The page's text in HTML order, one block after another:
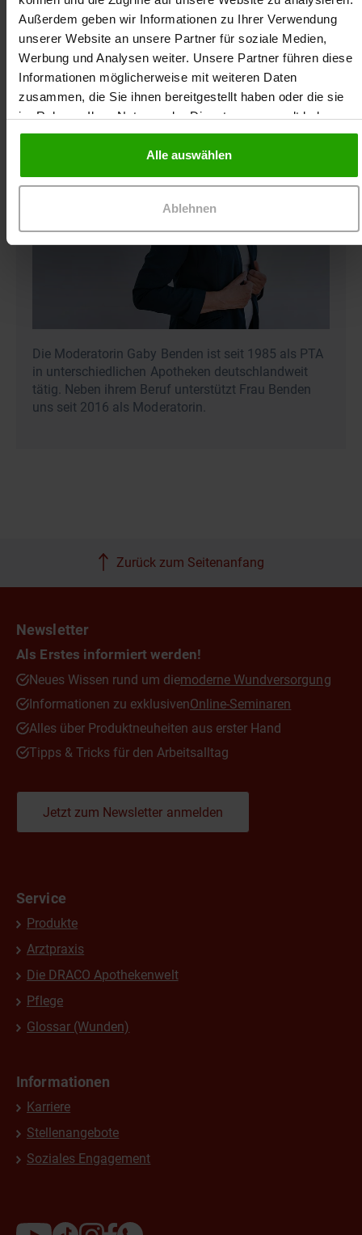
Außerdem geben wir Informationen zu Ihrer Verwendung
unserer Website an unsere Partner für soziale Medien,
Werbung und Analysen weiter. Unsere Partner führen diese
Informationen möglicherweise mit weiteren Daten
zusammen, die Sie ihnen bereitgestellt haben oder die sie
im Rahmen Ihrer Nutzung der Dienste gesammelt haben.
Alle auswählen
Ablehnen
Die Moderatorin
Gaby Benden
Die Moderatorin Gaby Benden ist seit 1985 als PTA
in unterschiedlichen Apotheken deutschlandweit
tätig. Neben ihrem Beruf unterstützt Frau Benden
uns seit 2016 als Moderatorin.
Zurück zum Seitenanfang
Newsletter
Als Erstes informiert werden!
Neues Wissen rund um diemoderne Wundversorgung
Informationen zu exklusivenOnline-Seminaren
Alles über Produktneuheiten aus erster Hand
Tipps & Tricks für den Arbeitsalltag
Jetzt zum Newsletter anmelden
Service
Produkte
Arztpraxis
Die DRACO Apothekenwelt
Pflege
Glossar (Wunden)
Informationen
Karriere
Stellenangebote
Soziales Engagement